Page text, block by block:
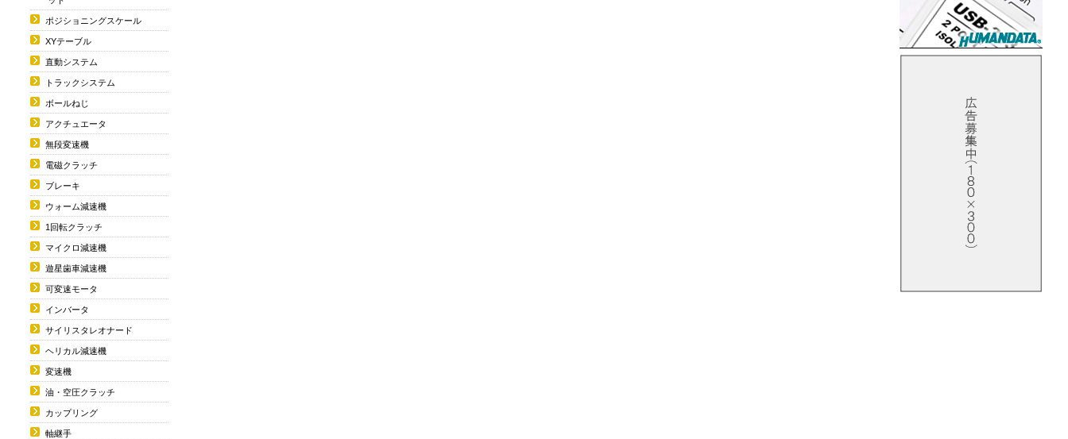
ポジショニングスケール
XYテーブル
直動システム
トラックシステム
ボールねじ
アクチュエータ
無段変速機
電磁クラッチ
ブレーキ
ウォーム減速機
1回転クラッチ
マイクロ減速機
遊星歯車減速機
可変速モータ
インバータ
サイリスタレオナード
ヘリカル減速機
変速機
油・空圧クラッチ
カップリング
軸継手